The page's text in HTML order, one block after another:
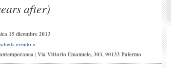
after)
15 dicembre 2013
evento »
| Via Vittorio Emanuele, 303, 90133 Palermo